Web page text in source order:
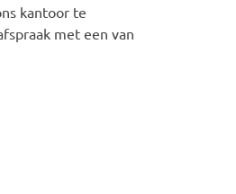
kantoor te
met een van